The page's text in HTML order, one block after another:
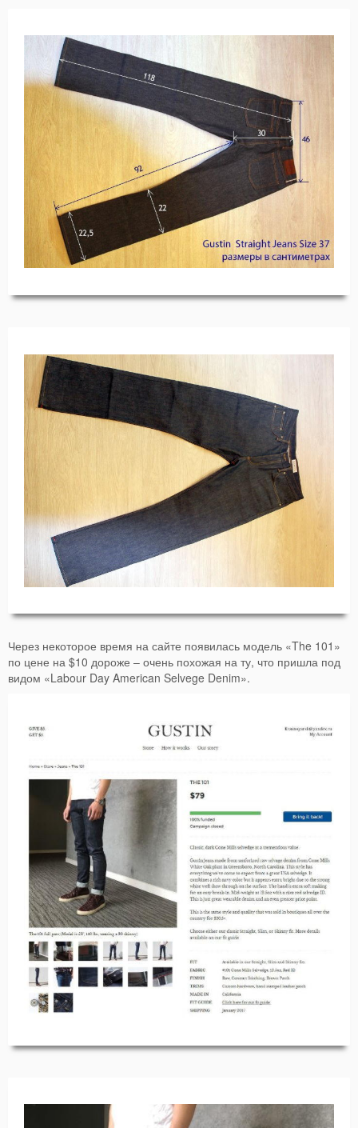
Через некоторое время на сайте появилась модель «The 101»
по цене на $10 дороже – очень похожая на ту, что пришла под
видом «Labour Day American Selvege Denim».